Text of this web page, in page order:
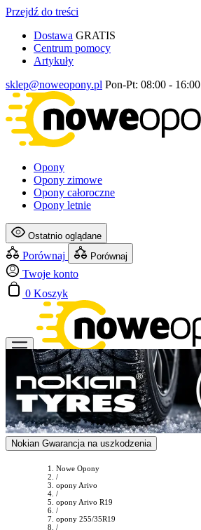
Przejdź do treści
Dostawa GRATIS
Centrum pomocy
Artykuły
sklep@noweopony.pl Pon-Pt: 08:00 - 16:00
Opony
Opony zimowe
Opony całoroczne
Opony letnie
Ostatnio oglądane
Porównaj Porównaj
Twoje konto
0 Koszyk
Nokian Gwarancja na uszkodzenia
Nowe Opony
/
opony Arivo
/
opony Arivo R19
/
opony 255/35R19
/